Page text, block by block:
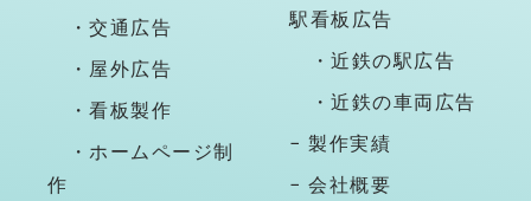
・交通広告
・屋外広告
・看板製作
・ホームページ制
作
駅看板広告
・近鉄の駅広告
・近鉄の車両広告
− 製作実績
− 会社概要